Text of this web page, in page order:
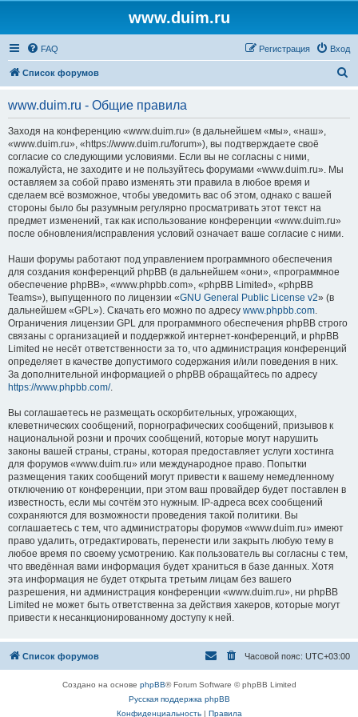
www.duim.ru
FAQ Вход
Регистрация
Список форумов
www.duim.ru - Общие правила
Заходя на конференцию «www.duim.ru» (в дальнейшем «мы», «наш»,
«www.duim.ru», «https://www.duim.ru/forum»), вы подтверждаете своё
согласие со следующими условиями. Если вы не согласны с ними,
пожалуйста, не заходите и не пользуйтесь форумами «www.duim.ru». Мы
оставляем за собой право изменять эти правила в любое время и
сделаем всё возможное, чтобы уведомить вас об этом, однако с вашей
стороны было бы разумным регулярно просматривать этот текст на
предмет изменений, так как использование конференции «www.duim.ru»
после обновления/исправления условий означает ваше согласие с ними.
Наши форумы работают под управлением программного обеспечения
для создания конференций phpBB (в дальнейшем «они», «программное
обеспечение phpBB», «www.phpbb.com», «phpBB Limited», «phpBB
Teams»), выпущенного по лицензии «GNU General Public License v2» (в
дальнейшем «GPL»). Скачать его можно по адресу www.phpbb.com.
Ограничения лицензии GPL для программного обеспечения phpBB строго
связаны с организацией и поддержкой интернет-конференций, и phpBB
Limited не несёт ответственности за то, что администрация конференций
определяет в качестве допустимого содержания и/или поведения в них.
За дополнительной информацией о phpBB обращайтесь по адресу
https://www.phpbb.com/.
Вы соглашаетесь не размещать оскорбительных, угрожающих,
клеветнических сообщений, порнографических сообщений, призывов к
национальной розни и прочих сообщений, которые могут нарушить
законы вашей страны, страны, которая предоставляет услуги хостинга
для форумов «www.duim.ru» или международное право. Попытки
размещения таких сообщений могут привести к вашему немедленному
отключению от конференции, при этом ваш провайдер будет поставлен в
известность, если мы сочтём это нужным. IP-адреса всех сообщений
сохраняются для возможности проведения такой политики. Вы
соглашаетесь с тем, что администраторы форумов «www.duim.ru» имеют
право удалить, отредактировать, перенести или закрыть любую тему в
любое время по своему усмотрению. Как пользователь вы согласны с тем,
что введённая вами информация будет храниться в базе данных. Хотя
эта информация не будет открыта третьим лицам без вашего
разрешения, ни администрация конференции «www.duim.ru», ни phpBB
Limited не может быть ответственна за действия хакеров, которые могут
привести к несанкционированному доступу к ней.
Список форумов Часовой пояс: UTC+03:00
Создано на основе phpBB® Forum Software © phpBB Limited
Русская поддержка phpBB
Конфиденциальность| Правила